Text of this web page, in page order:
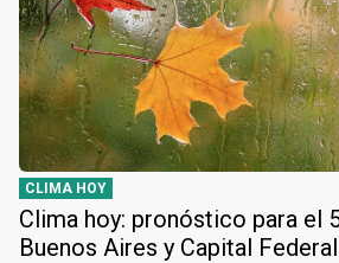
CLIMA HOY
Clima hoy: pronóstico para el
Buenos Aires y Capital Federal